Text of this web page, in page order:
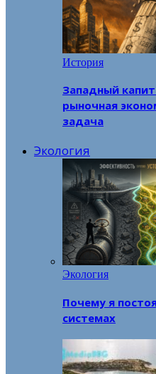
История
Западный
рыночная
задача
Экология
Экология
Почему я
системах